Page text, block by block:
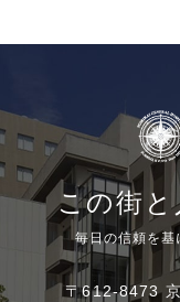
この街と
毎日の信頼を基
〒612-8473